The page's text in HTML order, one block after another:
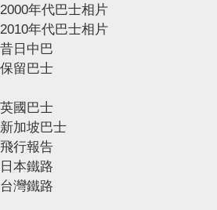
2000年代巴士相片
2010年代巴士相片
昔日中巴
保留巴士
英國巴士
新加坡巴士
飛行報告
日本鐵路
台灣鐵路